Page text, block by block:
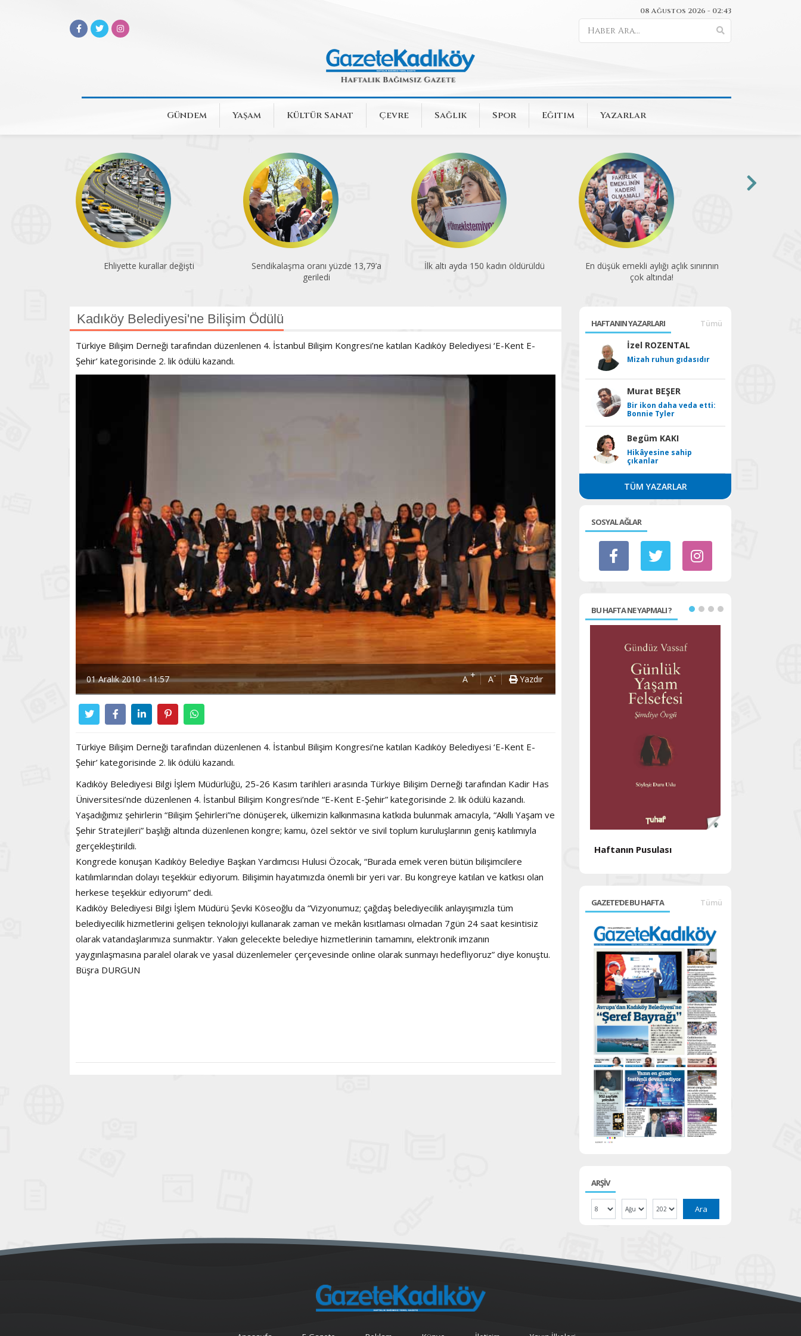
08 Ağustos 2026 - 02:43
Gündem Yaşam Kültür Sanat Çevre Sağlık Spor Eğitim Yazarlar
Ehliyette kurallar değişti
Sendikalaşma oranı yüzde 13,79’a
geriledi
İlk altı ayda 150 kadın öldürüldü
En düşük emekli aylığı açlık sınırının
çok altında!
Kadıköy Belediyesi'ne Bilişim Ödülü
Türkiye Bilişim Derneği tarafından düzenlenen 4. İstanbul Bilişim Kongresi’ne katılan Kadıköy Belediyesi ‘E-Kent E-
Şehir’ kategorisinde 2. lik ödülü kazandı.
01 Aralık 2010 - 11:57 A+ A- Yazdır
Türkiye Bilişim Derneği tarafından düzenlenen 4. İstanbul Bilişim Kongresi’ne katılan Kadıköy Belediyesi ‘E-Kent E-
Şehir’ kategorisinde 2. lik ödülü kazandı.
Kadıköy Belediyesi Bilgi İşlem Müdürlüğü, 25-26 Kasım tarihleri arasında Türkiye Bilişim Derneği tarafından Kadir Has
Üniversitesi’nde düzenlenen 4. İstanbul Bilişim Kongresi’nde “E-Kent E-Şehir” kategorisinde 2. lik ödülü kazandı.
Yaşadığımız şehirlerin “Bilişim Şehirleri”ne dönüşerek, ülkemizin kalkınmasına katkıda bulunmak amacıyla, “Akıllı Yaşam ve
Şehir Stratejileri” başlığı altında düzenlenen kongre; kamu, özel sektör ve sivil toplum kuruluşlarının geniş katılımıyla
gerçekleştirildi.
Kongrede konuşan Kadıköy Belediye Başkan Yardımcısı Hulusi Özocak, “Burada emek veren bütün bilişimcilere
katılımlarından dolayı teşekkür ediyorum. Bilişimin hayatımızda önemli bir yeri var. Bu kongreye katılan ve katkısı olan
herkese teşekkür ediyorum” dedi.
Kadıköy Belediyesi Bilgi İşlem Müdürü Şevki Köseoğlu da “Vizyonumuz; çağdaş belediyecilik anlayışımızla tüm
belediyecilik hizmetlerini gelişen teknolojiyi kullanarak zaman ve mekân kısıtlaması olmadan 7gün 24 saat kesintisiz
olarak vatandaşlarımıza sunmaktır. Yakın gelecekte belediye hizmetlerinin tamamını, elektronik imzanın
yaygınlaşmasına paralel olarak ve yasal düzenlemeler çerçevesinde online olarak sunmayı hedefliyoruz” diye konuştu.
Büşra DURGUN
HAFTANIN YAZARLARI Tümü
İzel ROZENTAL
Mizah ruhun gıdasıdır
Murat BEŞER
Bir ikon daha veda etti:
Bonnie Tyler
Begüm KAKI
Hikâyesine sahip
çıkanlar
TÜM YAZARLAR
SOSYAL AĞLAR
BU HAFTA NE YAPMALI ?
Haftanın Sinevizyonu
Haftanın Pusulası
GAZETE'DE BU HAFTA Tümü
ARŞİV
Ara